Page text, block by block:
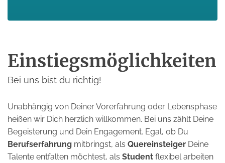
Einstiegs­möglichkeiten
Bei uns bist du richtig!
Unabhängig von Deiner Vorerfahrung oder Lebensphase
heißen wir Dich herzlich willkommen. Bei uns zählt Deine
Begeisterung und Dein Engagement. Egal, ob Du
Berufserfahrung mitbringst, als Quereinsteiger Deine
Talente entfalten möchtest, als Student flexibel arbeiten